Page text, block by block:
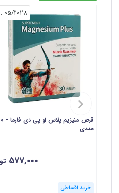
05/2028
: Exp
قرص منیزیم
عددی
577,000
خرید اقساطی